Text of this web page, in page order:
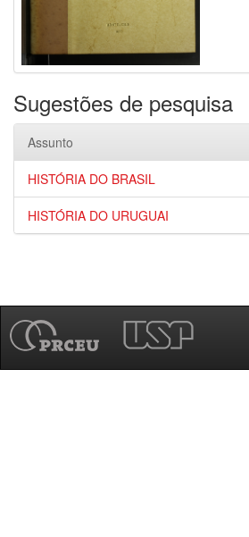
Sugestões de pesquisa
Assunto
HISTÓRIA DO BRASIL
HISTÓRIA DO URUGUAI